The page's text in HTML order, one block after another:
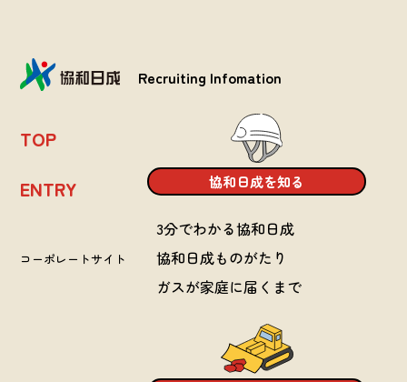
Recruiting Infomation
TOP
ENTRY
コーポレートサイト
協和日成を知る
3分でわかる協和日成
協和日成ものがたり
ガスが家庭に届くまで